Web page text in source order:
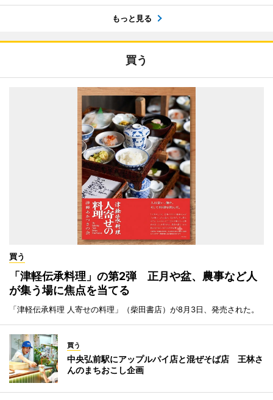
もっと見る
買う
買う
「津軽伝承料理」の第2弾 正月や盆、農事など人
が集う場に焦点を当てる
「津軽伝承料理 人寄せの料理」（柴田書店）が8月3日、発売された。
買う
中央弘前駅にアップルパイ店と混ぜそば店 王林さ
んのまちおこし企画